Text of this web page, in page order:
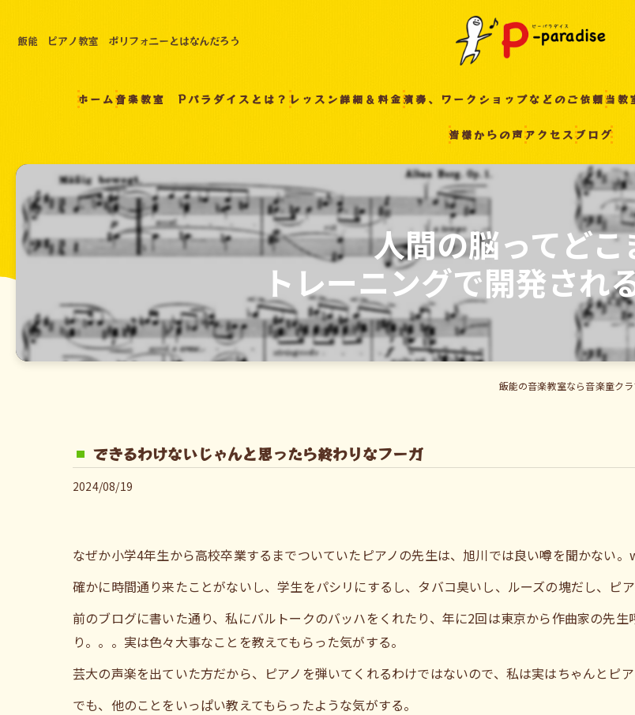
飯能 ピアノ教室 ポリフォニーとはなんだろう
ホーム音楽教室 Pパラダイスとは？ レッスン詳細＆料金演奏、ワークショップなどのご依頼当教
習
非
皆様からの声アクセスブログ
人間の脳ってどこ
トレーニングで開発され
飯能の音楽教室なら音楽童ク
できるわけないじゃんと思ったら終わりなフーガ
2024/08/19
なぜか小学4年生から高校卒業するまでついていたピアノの先生は、旭川では良い噂を聞かない
確かに時間通り来たことがないし、学生をパシリにするし、タバコ臭いし、ルーズの塊だし、ピ
前のブログに書いた通り、私にバルトークのバッハをくれたり、年に2回は東京から作曲家の先
り。。。実は色々大事なことを教えてもらった気がする。
芸大の声楽を出ていた方だから、ピアノを弾いてくれるわけではないので、私は実はちゃんとピ
でも、他のことをいっぱい教えてもらったような気がする。